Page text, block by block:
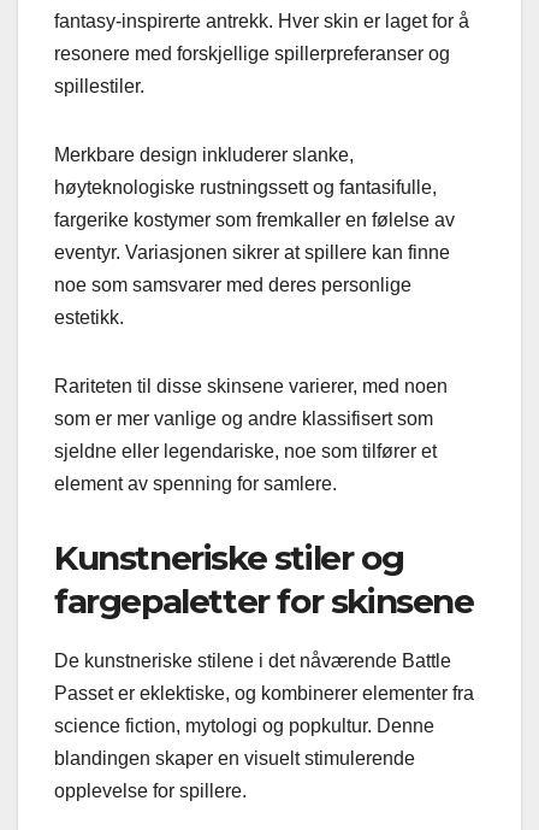
fantasy-inspirerte antrekk. Hver skin er laget for å
resonere med forskjellige spillerpreferanser og
spillestiler.
Merkbare design inkluderer slanke,
høyteknologiske rustningssett og fantasifulle,
fargerike kostymer som fremkaller en følelse av
eventyr. Variasjonen sikrer at spillere kan finne
noe som samsvarer med deres personlige
estetikk.
Rariteten til disse skinsene varierer, med noen
som er mer vanlige og andre klassifisert som
sjeldne eller legendariske, noe som tilfører et
element av spenning for samlere.
Kunstneriske stiler og
fargepaletter for skinsene
De kunstneriske stilene i det nåværende Battle
Passet er eklektiske, og kombinerer elementer fra
science fiction, mytologi og popkultur. Denne
blandingen skaper en visuelt stimulerende
opplevelse for spillere.